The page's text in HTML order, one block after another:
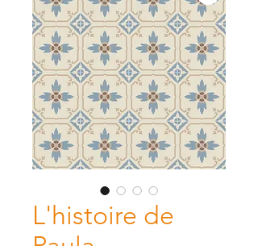
L'histoire de